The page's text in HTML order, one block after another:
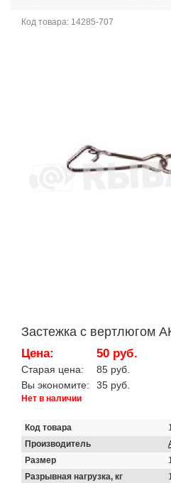
Код товара: 14285-707
Застежка с вертлюгом
Цена: 50 руб.
Старая цена:
85 руб.
Вы экономите:
35 руб.
Нет в наличии
Код товара
Производитель
Размер
Разрывная нагрузка, кг